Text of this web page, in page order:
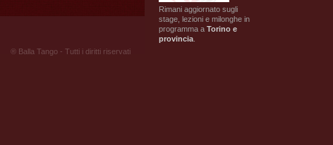
Rimani aggiornato sugli
stage, lezioni e milonghe in
programma a Torino e
provincia
® Balla Tango - Tutti i diritti riservati